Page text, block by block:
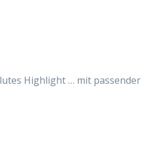
Highlight … mit passender